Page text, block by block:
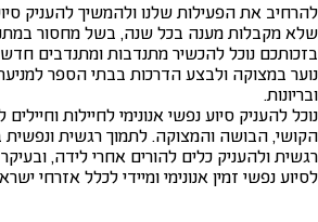
להרחיב את הפעילות שלנו ולהמשיך להעניק
שלא מקבלות מענה בכל שנה, בשל מחסור
בזכותכם נוכל להכשיר מתנדבות ומתנדבים
נוער במצוקה ולבצע הדרכות בבתי הספר למניעת
ובריונות.
נוכל להעניק סיוע נפשי אנונימי לחיילות
הקושי, הבושה והמצוקה. לתמוך רגשית ונפשית
רגשית ולהעניק כלים להורים אחרי לידה,
לסיוע נפשי זמין אנונימי ומיידי לכלל אזרחי ישראל 24/7 בכל ימות